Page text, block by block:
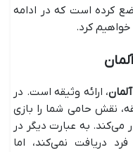
کرده است که در ادامه
کرد.
، ارائه وثیقه است. در
نقش حامی شما را بازی
می‌کند. به عبارت دیگر در
دریافت نمی‌کند، اما